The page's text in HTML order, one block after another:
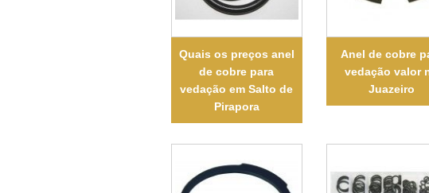
Quais os preços anel
de cobre para
vedação em Salto de
Pirapora
Anel de cobre
vedação valor
Juazeiro